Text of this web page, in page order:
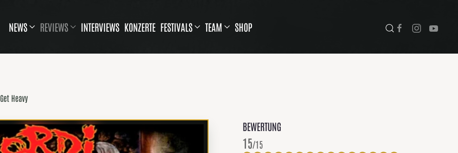
NEWS REVIEWS INTERVIEWS KONZERTE FESTIVALS TEAM SHOP
Heavy
BEWERTUNG
15/15